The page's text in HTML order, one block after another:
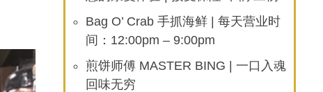
Bag O’ Crab 手抓海鲜 | 每天营业时
间：12:00pm – 9:00pm
煎饼师傅 MASTER BING | 一口入魂
回味无穷